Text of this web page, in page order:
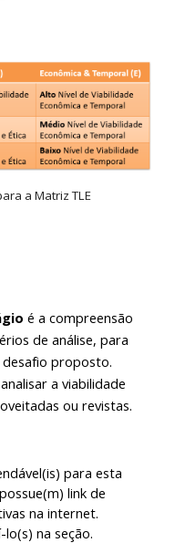
a Matriz TLE
é a compreensão
de análise, para
proposto.
a viabilidade
ou revistas.
para esta
link de
na internet.
na seção.